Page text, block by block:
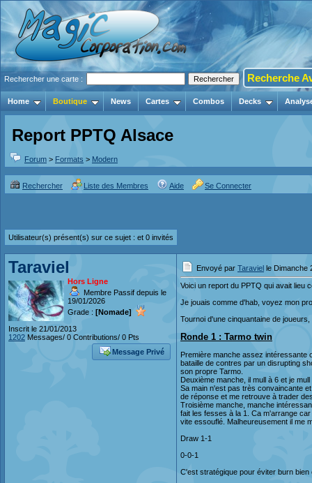
Rechercher une carte : Recherche
Home Boutique News Cartes Combos Decks
Report PPTQ Alsace
Forum > Formats > Modern
Rechercher Liste des Membres Aide Se Connecter
Utilisateur(s) présent(s) sur ce sujet : et 0 invités
Taraviel
Hors Ligne
Membre Passif depuis le
19/01/2026
Grade : [Nomade]
Inscrit le 21/01/2013
1202 Messages/ 0 Contributions/ 0 Pts
Message Privé
Envoyé par Taraviel le Dimanche
Voici un report du PPTQ qui avait lieu
Je jouais comme d'hab, voyez mon
Tournoi d'une cinquantaine de
Ronde 1 : Tarmo twin
Première manche assez intéressante
bataille de contres par un disrupting
son propre Tarmo.
Deuxième manche, il mull à 6 et je mull
Sa main n'est pas très convaincante
de réponse et me retrouve à trader
Troisième manche, manche
fait les fesses à la 1. Ca m'arrange
vite essouflé. Malheureusement il me
Draw 1-1
0-0-1
C'est stratégique pour éviter burn bien